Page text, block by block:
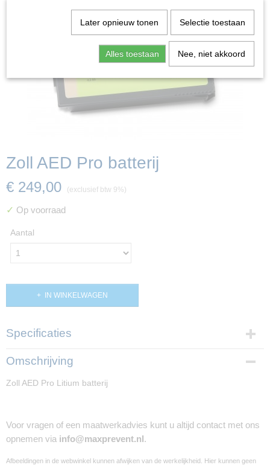
Zoll AED Pro batterij
€ 249,00 (exclusief btw 9%)
✓ Op voorraad
Aantal
IN WINKELWAGEN
Specificaties
Productcode
Omschrijving
Zoll AED Pro Litium batterij
Voor vragen of een maatwerkadvies kunt u altijd contact met ons
opnemen via info@maxprevent.nl .
Afbeeldingen in de webwinkel kunnen afwijken van de werkelijkheid. Hier kunnen geen
Later opnieuw tonen Selectie toestaan
Alles toestaan Nee, niet akkoord